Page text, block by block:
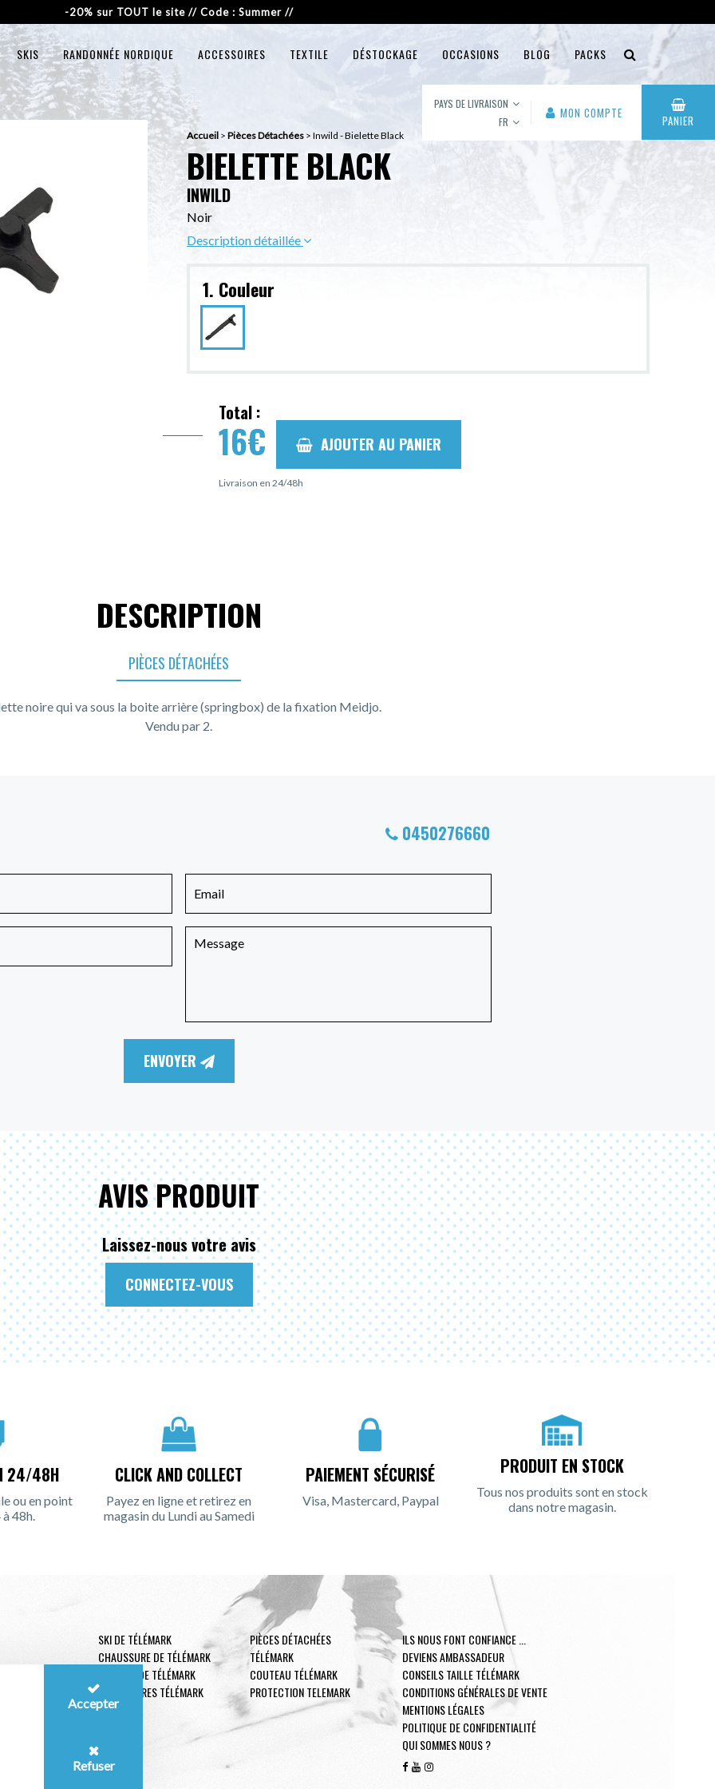
-20% sur TOUT le site // Code : Summer //
SKIS RANDONNÉE NORDIQUE ACCESSOIRES TEXTILE DÉSTOCKAGE OCCASIONS BLOG PACKS
PAYS DE LIVRAISON
FR
MON COMPTE PANIER
Accueil > Pièces Détachées > Inwild - Bielette Black
BIELETTE BLACK
INWILD
Noir
Description détaillée
1. Couleur
Total :
16€ AJOUTER AU PANIER
Livraison en 24/48h
DESCRIPTION
PIÈCES DÉTACHÉES
noire qui va sous la boite arrière (springbox) de la fixation Meidjo.
Vendu par 2.
0450276660
ENVOYER
AVIS PRODUIT
Laissez-nous votre avis
CONNECTEZ-VOUS
24/48H
ou en point
48h.
CLICK AND COLLECT
Payez en ligne et retirez en
magasin du Lundi au Samedi
PAIEMENT SÉCURISÉ
Visa, Mastercard, Paypal
PRODUIT EN STOCK
Tous nos produits sont en stock
dans notre magasin.
SKI DE TÉLÉMARK
CHAUSSURE DE TÉLÉMARK
FIXATION DE TÉLÉMARK
ACCESSOIRES TÉLÉMARK
PIÈCES DÉTACHÉES
TÉLÉMARK
COUTEAU TÉLÉMARK
PROTECTION TELEMARK
ILS NOUS FONT CONFIANCE ...
DEVIENS AMBASSADEUR
CONSEILS TAILLE TÉLÉMARK
CONDITIONS GÉNÉRALES DE VENTE
MENTIONS LÉGALES
POLITIQUE DE CONFIDENTIALITÉ
QUI SOMMES NOUS ?
Accepter
Refuser